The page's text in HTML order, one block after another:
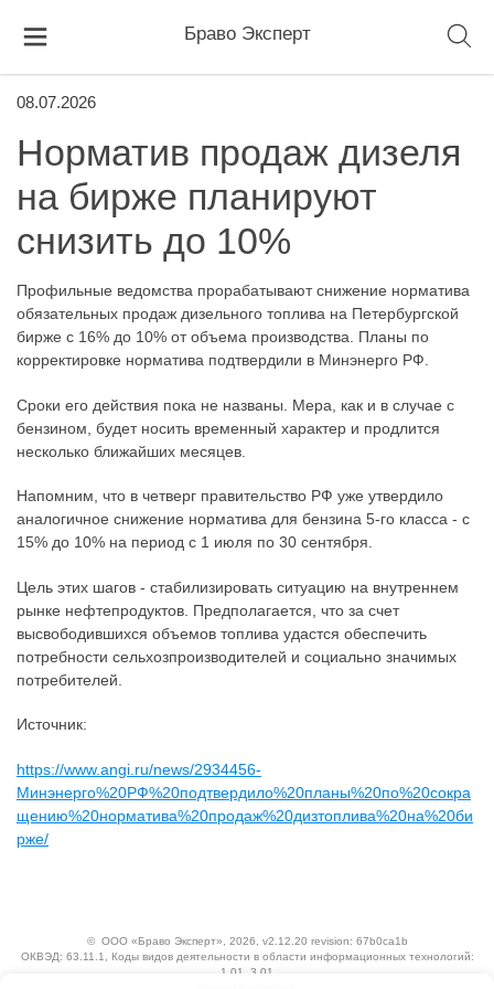
Браво Эксперт
08.07.2026
Норматив продаж дизеля
на бирже планируют
снизить до 10%
Профильные ведомства прорабатывают снижение норматива
обязательных продаж дизельного топлива на Петербургской
бирже с 16% до 10% от объема производства. Планы по
корректировке норматива подтвердили в Минэнерго РФ.
Сроки его действия пока не названы. Мера, как и в случае с
бензином, будет носить временный характер и продлится
несколько ближайших месяцев.
Напомним, что в четверг правительство РФ уже утвердило
аналогичное снижение норматива для бензина 5-го класса - с
15% до 10% на период с 1 июля по 30 сентября.
Цель этих шагов - стабилизировать ситуацию на внутреннем
рынке нефтепродуктов. Предполагается, что за счет
высвободившихся объемов топлива удастся обеспечить
потребности сельхозпроизводителей и социально значимых
потребителей.
Источник:
https://www.angi.ru/news/2934456-
Минэнерго%20РФ%20подтвердило%20планы%20по%20сокра
щению%20норматива%20продаж%20дизтоплива%20на%20би
рже/
© ООО «Браво Эксперт» , 2026, v2.12.20 revision: 67b0ca1b
ОКВЭД: 63.11.1, Коды видов деятельности в области информационных технологий:
1.01, 3.01